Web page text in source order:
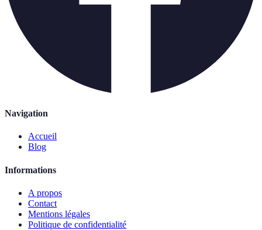
Navigation
Accueil
Blog
Informations
A propos
Contact
Mentions légales
Politique de confidentialité